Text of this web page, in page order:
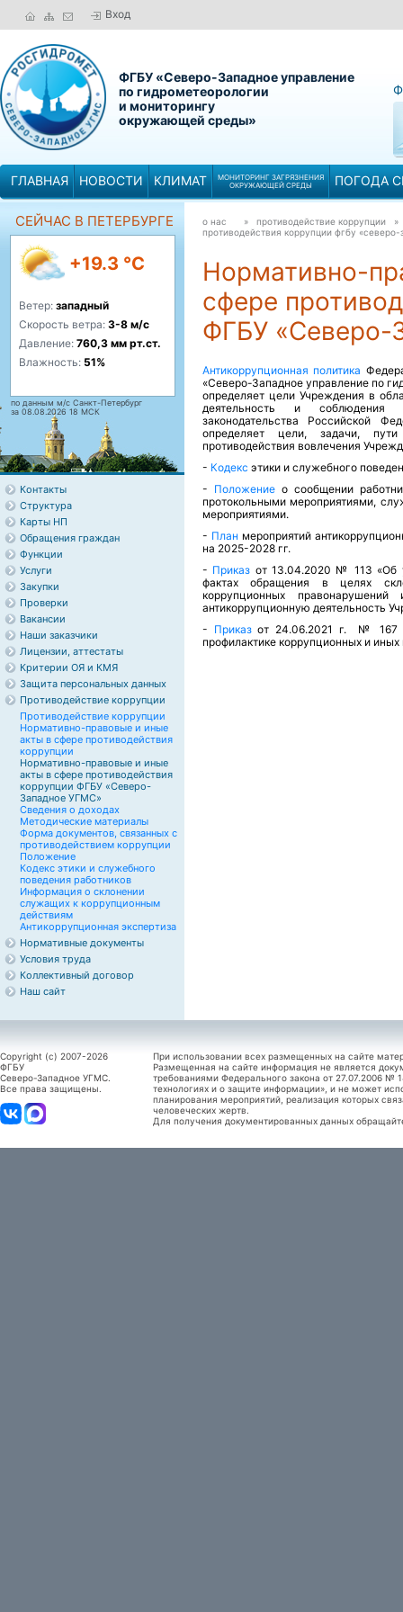
Вход
ФГБУ «Северо-Западное управление
по гидрометеорологии
и мониторингу
окружающей среды»
ГЛАВНАЯ НОВОСТИ КЛИМАТ
МОНИТОРИНГ ЗАГРЯЗНЕНИЯ
ОКРУЖАЮЩЕЙ СРЕДЫ
ПОГОДА
СЕЙЧАС В ПЕТЕРБУРГЕ
+19.3 °C
Ветер: западный
Скорость ветра: 3-8 м/с
Давление: 760,3 мм рт.ст.
Влажность: 51%
по данным м/с Санкт-Петербург
за 08.08.2026 18 МСК
Контакты
Структура
Карты НП
Обращения граждан
Функции
Услуги
Закупки
Проверки
Вакансии
Наши заказчики
Лицензии, аттестаты
Критерии ОЯ и КМЯ
Защита персональных данных
Противодействие коррупции
Противодействие коррупции
Нормативно-правовые и иные
акты в сфере противодействия
коррупции
Нормативно-правовые и иные
акты в сфере противодействия
коррупции ФГБУ «Северо-
Западное УГМС»
Сведения о доходах
Методические материалы
Форма документов, связанных с
противодействием коррупции
Положение
Кодекс этики и служебного
поведения работников
Информация о склонении
служащих к коррупционным
действиям
Антикоррупционная экспертиза
Нормативные документы
Условия труда
Коллективный договор
Наш сайт
о нас
» противодействие коррупции
противодействия коррупции фгбу
Нормативно-
сфере
ФГБУ «Северо-
Антикоррупционная политика
«Северо-Западное управление по
определяет цели Учреждения в
деятельность и соблюдения
законодательства Российской
определяет цели, задачи,
противодействия вовлечения
- Кодекс этики и служебного
- Положениео сообщении
протокольными мероприятиями,
мероприятиями.
- План мероприятий
на 2025-2028 гг.
- Приказ от 13.04.2020 № 113 «Об
фактах обращения в целях
коррупционных
антикоррупционную деятельность
- Приказот 24.06.2021 г. № 167
профилактике коррупционных и
Copyright (c) 2007-2026
ФГБУ
Северо-Западное УГМС.
Все права защищены.
При использовании всех размещенных на сайте
Размещенная на сайте информация не является
требованиями Федерального закона от 27.07.2006
технологиях и о защите информации», и не может
планирования мероприятий, реализация которых
человеческих жертв.
Для получения документированных данных